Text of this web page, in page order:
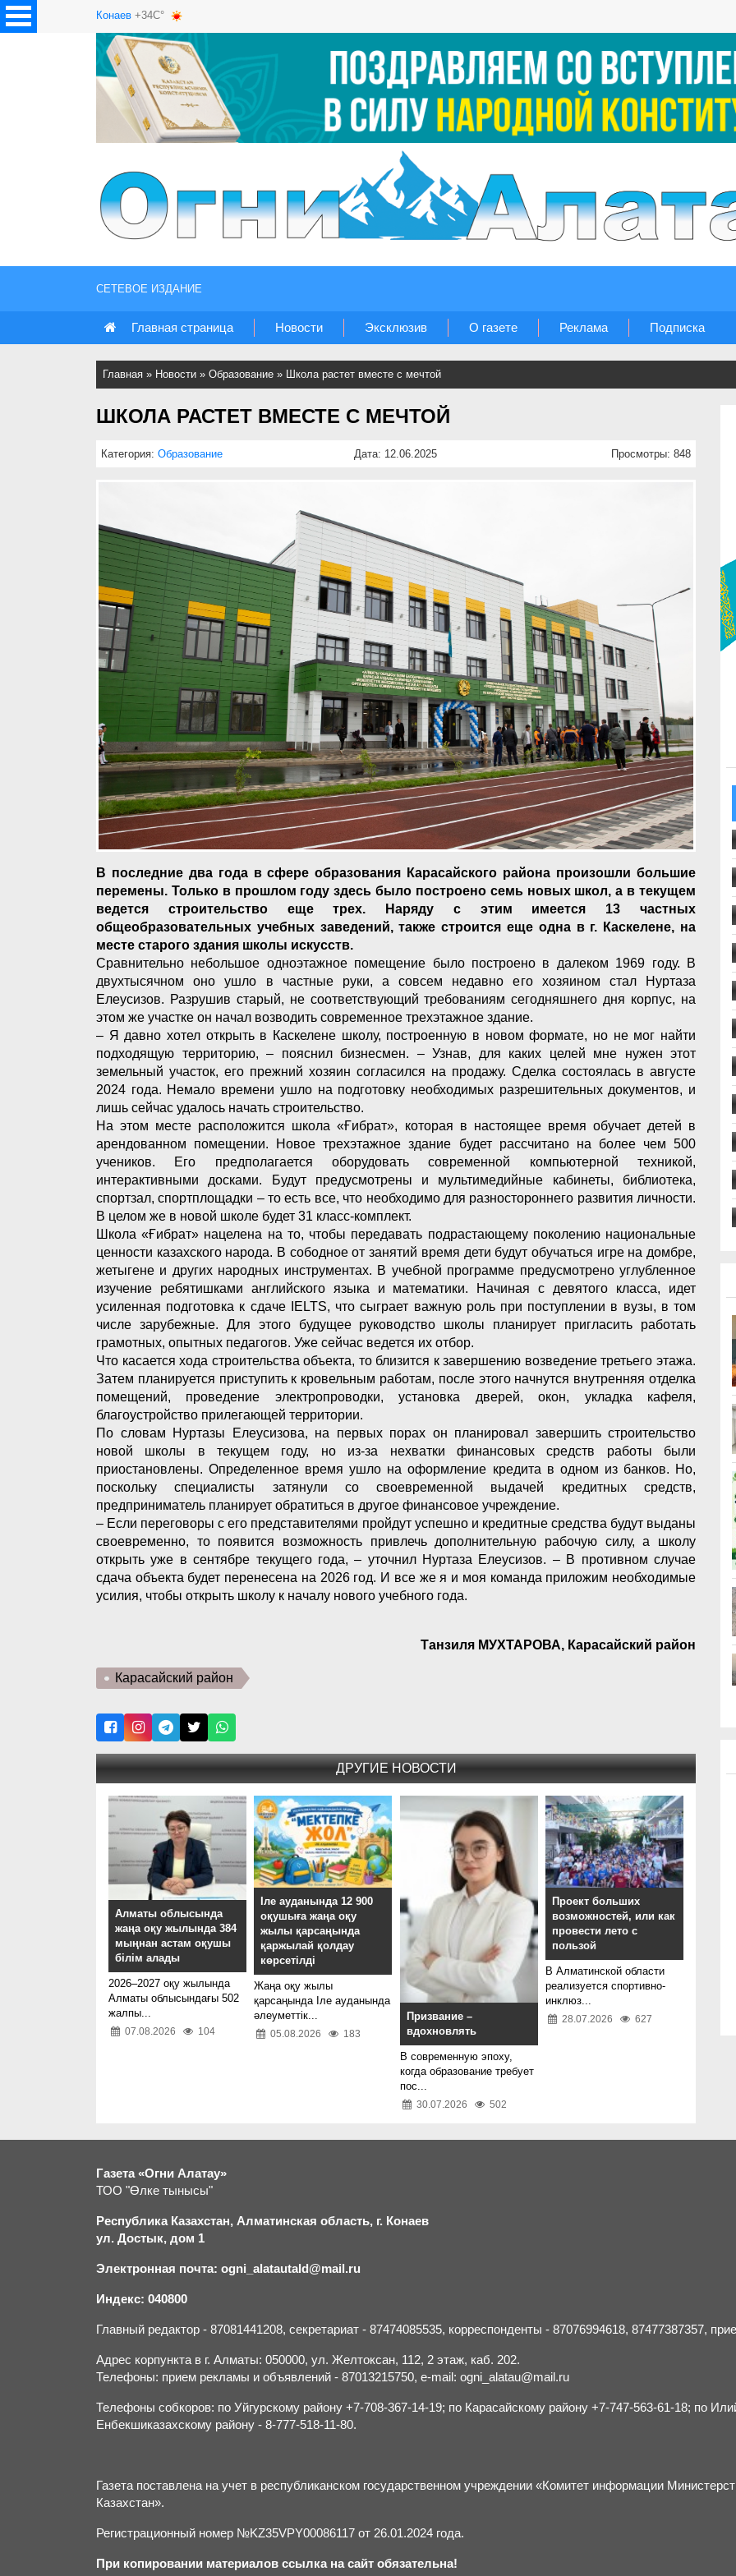
Конаев +34C°
СЕТЕВОЕ ИЗДАНИЕ
Главная страница Новости Эксклюзив О газете Реклама Подписка
Главная » Новости » Образование » Школа растет вместе с мечтой
ШКОЛА РАСТЕТ ВМЕСТЕ С МЕЧТОЙ
Категория: Образование Дата: 12.06.2025 Просмотры: 848
В последние два года в сфере образования Карасайского района произошли большие
перемены. Только в прошлом году здесь было построено семь новых школ, а в текущем
ведется строительство еще трех. Наряду с этим имеется 13 частных
общеобразовательных учебных заведений, также строится еще одна в г. Каскелене, на
месте старого здания школы искусств.
Сравнительно небольшое одноэтажное помещение было построено в далеком 1969 году. В
двухтысячном оно ушло в частные руки, а совсем недавно его хозяином стал Нуртаза
Елеусизов. Разрушив старый, не соответствующий требованиям сегодняшнего дня корпус, на
этом же участке он начал возводить современное трехэтажное здание.
– Я давно хотел открыть в Каскелене школу, построенную в новом формате, но не мог найти
подходящую территорию, – пояснил бизнесмен. – Узнав, для каких целей мне нужен этот
земельный участок, его прежний хозяин согласился на продажу. Сделка состоялась в августе
2024 года. Немало времени ушло на подготовку необходимых разрешительных документов, и
лишь сейчас удалось начать строительство.
На этом месте расположится школа «Ғибрат», которая в настоящее время обучает детей в
арендованном помещении. Новое трехэтажное здание будет рассчитано на более чем 500
учеников. Его предполагается оборудовать современной компьютерной техникой,
интерактивными досками. Будут предусмотрены и мультимедийные кабинеты, библиотека,
спортзал, спортплощадки – то есть все, что необходимо для разностороннего развития личности.
В целом же в новой школе будет 31 класс-комплект.
Школа «Ғибрат» нацелена на то, чтобы передавать подрастающему поколению национальные
ценности казахского народа. В сободное от занятий время дети будут обучаться игре на домбре,
жетыгене и других народных инструментах. В учебной программе предусмотрено углубленное
изучение ребятишками английского языка и математики. Начиная с девятого класса, идет
усиленная подготовка к сдаче IELTS, что сыграет важную роль при поступлении в вузы, в том
числе зарубежные. Для этого будущее руководство школы планирует пригласить работать
грамотных, опытных педагогов. Уже сейчас ведется их отбор.
Что касается хода строительства объекта, то близится к завершению возведение третьего этажа.
Затем планируется приступить к кровельным работам, после этого начнутся внутренняя отделка
помещений, проведение электропроводки, установка дверей, окон, укладка кафеля,
благоустройство прилегающей территории.
По словам Нуртазы Елеусизова, на первых порах он планировал завершить строительство
новой школы в текущем году, но из-за нехватки финансовых средств работы были
приостановлены. Определенное время ушло на оформление кредита в одном из банков. Но,
поскольку специалисты затянули со своевременной выдачей кредитных средств,
предприниматель планирует обратиться в другое финансовое учреждение.
– Если переговоры с его представителями пройдут успешно и кредитные средства будут выданы
своевременно, то появится возможность привлечь дополнительную рабочую силу, а школу
открыть уже в сентябре текущего года, – уточнил Нуртаза Елеусизов. – В противном случае
сдача объекта будет перенесена на 2026 год. И все же я и моя команда приложим необходимые
усилия, чтобы открыть школу к началу нового учебного года.
Танзиля МУХТАРОВА, Карасайский район
Карасайский район
ДРУГИЕ НОВОСТИ
Алматы облысында
жаңа оқу жылында 384
мыңнан астам оқушы
білім алады
2026–2027 оқу жылында
Алматы облысындағы 502
жалпы...
07.08.2026 104
Іле ауданында 12 900
оқушыға жаңа оқу
жылы қарсаңында
қаржылай қолдау
көрсетілді
Жаңа оқу жылы
қарсаңында Іле ауданында
әлеуметтік...
05.08.2026 183
Призвание –
вдохновлять
В современную эпоху,
когда образование требует
пос...
30.07.2026 502
Проект больших
возможностей, или как
провести лето с
пользой
В Алматинской области
реализуется спортивно-
инклюз...
28.07.2026 627
Газета «Огни Алатау»
ТОО "Өлке тынысы"
Республика Казахстан, Алматинская область, г. Конаев
ул. Достык, дом 1
Электронная почта: ogni_alatautald@mail.ru
Индекс: 040800
Главный редактор - 87081441208, секретариат - 87474085535, корреспонденты - 87076994618, 87477387357,
Адрес корпункта в г. Алматы: 050000, ул. Желтоксан, 112, 2 этаж, каб. 202.
Телефоны: прием рекламы и объявлений - 87013215750, e-mail: ogni_alatau@mail.ru
Телефоны собкоров: по Уйгурскому району +7-708-367-14-19; по Карасайскому району +7-747-563-61-18; по
Енбекшиказахскому району - 8-777-518-11-80.
Газета поставлена на учет в республиканском государственном учреждении «Комитет информации
Казахстан».
Регистрационный номер №KZ35VPY00086117 от 26.01.2024 года.
При копировании материалов ссылка на сайт обязательна!